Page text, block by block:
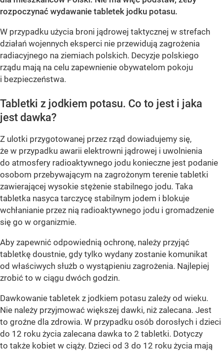
rozpoczynać wydawanie tabletek jodku potasu.
W przypadku użycia broni jądrowej taktycznej w strefach
działań wojennych eksperci nie przewidują zagrożenia
radiacyjnego na ziemiach polskich. Decyzje polskiego
rządu mają na celu zapewnienie obywatelom pokoju
i bezpieczeństwa.
Tabletki z jodkiem potasu. Co to jest i jaka
jest dawka?
Z ulotki przygotowanej przez rząd dowiadujemy się,
że w przypadku awarii elektrowni jądrowej i uwolnienia
do atmosfery radioaktywnego jodu konieczne jest podanie
osobom przebywającym na zagrożonym terenie tabletki
zawierającej wysokie stężenie stabilnego jodu. Taka
tabletka nasyca tarczycę stabilnym jodem i blokuje
wchłanianie przez nią radioaktywnego jodu i gromadzenie
się go w organizmie.
Aby zapewnić odpowiednią ochronę, należy przyjąć
tabletkę doustnie, gdy tylko wydany zostanie komunikat
od właściwych służb o wystąpieniu zagrożenia. Najlepiej
zrobić to w ciągu dwóch godzin.
Dawkowanie tabletek z jodkiem potasu zależy od wieku.
Nie należy przyjmować większej dawki, niż zalecana. Jest
to groźne dla zdrowia. W przypadku osób dorosłych i dzieci
do 12 roku życia zalecana dawka to 2 tabletki. Dotyczy
to także kobiet w ciąży. Dzieci od 3 do 12 roku życia mają